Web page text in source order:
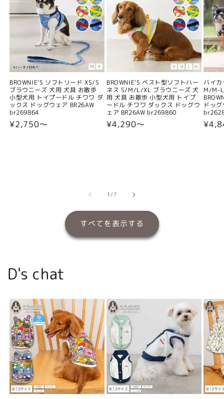
BROWNIE'S ソフトリード XS/S
ブラウニーズ 犬用 犬具 お散歩
小型犬用 トイプードル チワワ ダ
ックス ドッグウェア BR26AW
br269864
通
¥2,750〜
BROWNIE'S ベスト型ソフトハー
ネス S/M/L/XL ブラウニーズ 犬
用 犬具 お散歩 小型犬用 トイプ
ードル チワワ ダックス ドッグウ
ェア BR26AW br269860
通
¥4,290〜
バイ
M/M-
ドッ
通
1/の
7
すべてを表示する
D's chat